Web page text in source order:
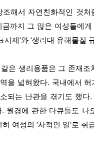
해서 자연친화적인 것
까지 그 많은 여성들에
제’와 ‘생리대 유해물질
은 생리용품은 그 존재조
을 넓혀왔다. 국내에서
되는 난관을 겪기도 했다
월경에 관한 다큐들도 나
여성의 ‘사적인 일’로 취